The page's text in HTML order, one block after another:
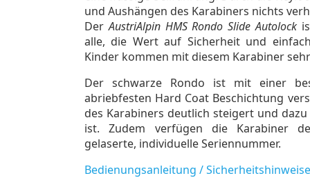
und Aushängen des Karabiners nichts
DerAustriAlpin HMS Rondo Slide Autolock
alle, die Wert auf Sicherheit und
Kinder kommen mit diesem Karabiner
Der schwarze Rondo ist mit einer
abriebfesten Hard Coat Beschichtung
des Karabiners deutlich steigert und
ist. Zudem verfügen die Karabiner
gelaserte, individuelle Seriennummer.
Bedienungsanleitung / Sicherheitshinweise